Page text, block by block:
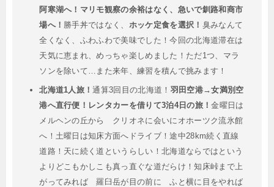
阿寒湖へ！マリモ観察の余裕はなく、急いで釧路和商市
場へ！ 勝手丼ではなく、 ホッケ定食を選択！ 臭みなんて
全くなく、ふわふわで美味でした！今回の北海道滞在は
天気に恵まれ、めっちゃ楽しめました！ただ1つ、マラ
ソンを除いて…また来年、練習を積んで挑みます！
北海道1人旅！通算3回目の北海道！ 羽田空港→女満別空
港へ直行便！レンタカーを借りて3泊4日の旅！金曜日は
メルヘンの丘から クリオネに会いにオホーツク流氷館
へ！土曜日は知床方面へドライブ！途中28km続く直線
道路！天に続く道というらしい！北海道ならではという
よりどこもかしこも真っ直ぐな道だらけ！知床峠まで上
がってみれば 羅臼岳が目の前に ふと横に目をやれば